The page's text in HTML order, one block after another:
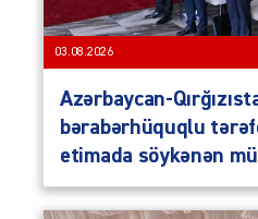
03.08.2026
Azərbaycan-
bərabərhüquqlu
etimada söykənən